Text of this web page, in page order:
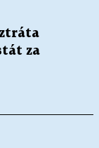
ztráta
za